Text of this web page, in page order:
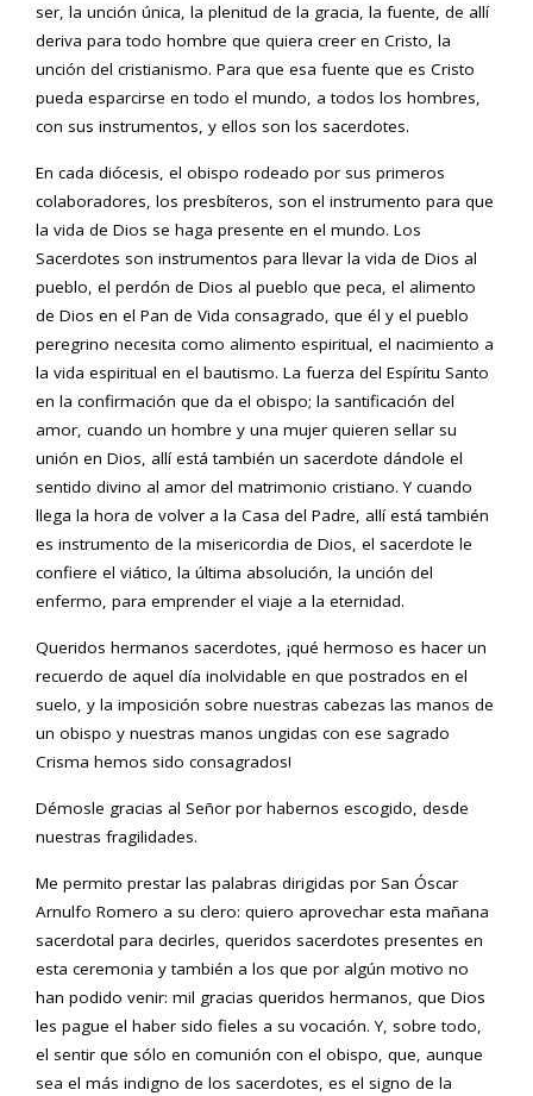
ser, la unción única, la plenitud de la gracia, la fuente, de allí
deriva para todo hombre que quiera creer en Cristo, la
unción del cristianismo. Para que esa fuente que es Cristo
pueda esparcirse en todo el mundo, a todos los hombres,
con sus instrumentos, y ellos son los sacerdotes.
En cada diócesis, el obispo rodeado por sus primeros
colaboradores, los presbíteros, son el instrumento para que
la vida de Dios se haga presente en el mundo. Los
Sacerdotes son instrumentos para llevar la vida de Dios al
pueblo, el perdón de Dios al pueblo que peca, el alimento
de Dios en el Pan de Vida consagrado, que él y el pueblo
peregrino necesita como alimento espiritual, el nacimiento a
la vida espiritual en el bautismo. La fuerza del Espíritu Santo
en la confirmación que da el obispo; la santificación del
amor, cuando un hombre y una mujer quieren sellar su
unión en Dios, allí está también un sacerdote dándole el
sentido divino al amor del matrimonio cristiano. Y cuando
llega la hora de volver a la Casa del Padre, allí está también
es instrumento de la misericordia de Dios, el sacerdote le
confiere el viático, la última absolución, la unción del
enfermo, para emprender el viaje a la eternidad.
Queridos hermanos sacerdotes, ¡qué hermoso es hacer un
recuerdo de aquel día inolvidable en que postrados en el
suelo, y la imposición sobre nuestras cabezas las manos de
un obispo y nuestras manos ungidas con ese sagrado
Crisma hemos sido consagrados!
Démosle gracias al Señor por habernos escogido, desde
nuestras fragilidades.
Me permito prestar las palabras dirigidas por San Óscar
Arnulfo Romero a su clero: quiero aprovechar esta mañana
sacerdotal para decirles, queridos sacerdotes presentes en
esta ceremonia y también a los que por algún motivo no
han podido venir: mil gracias queridos hermanos, que Dios
les pague el haber sido fieles a su vocación. Y, sobre todo,
el sentir que sólo en comunión con el obispo, que, aunque
sea el más indigno de los sacerdotes, es el signo de la